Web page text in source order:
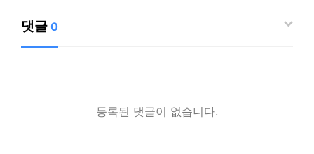
댓글 0
등록된 댓글이 없습니다.